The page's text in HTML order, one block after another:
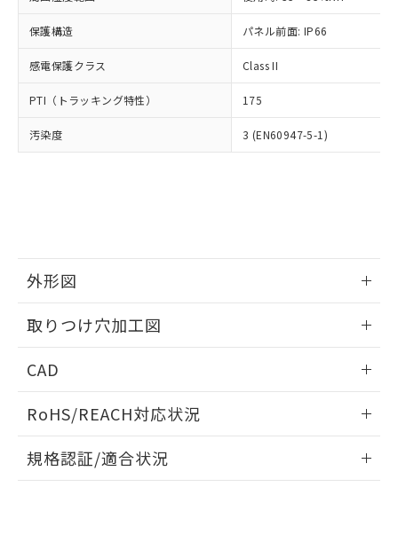
保護構造 パネル前面: IP66
感電保護クラス Class II
PTI（トラッキング特性） 175
汚染度 3 (EN60947-5-1)
外形図
取りつけ穴加工図
CAD
ドすることができます。
ログイン/会員登録
RoHS/REACH対応状況
EU RoHS 注意事項・凡例
規格認証/適合状況
登録された部品リストについて、当社
および当社の共同利用者が、当社の製
品・サービスに関するお客様との取
引・商談に必要な範囲で利用すること
※当社の共同利用者とは、"個人情報
の「1.共同利
用者の範囲」に記載されている法人を
※3 非含有証明書ダウンロード
下記の非含有証明書をダウンロードするこ
とができます。
EU RoHS指令（10物質）の非含有証明書
51物質の非含有証明書（当社基準）
※本証明書は発行日時点で非含有を証明す
るもので、過去に遡って非含有を証明する
していることから、特段のことがない限
り、2022年1月12日より割愛しておりま
す。
キャンセル